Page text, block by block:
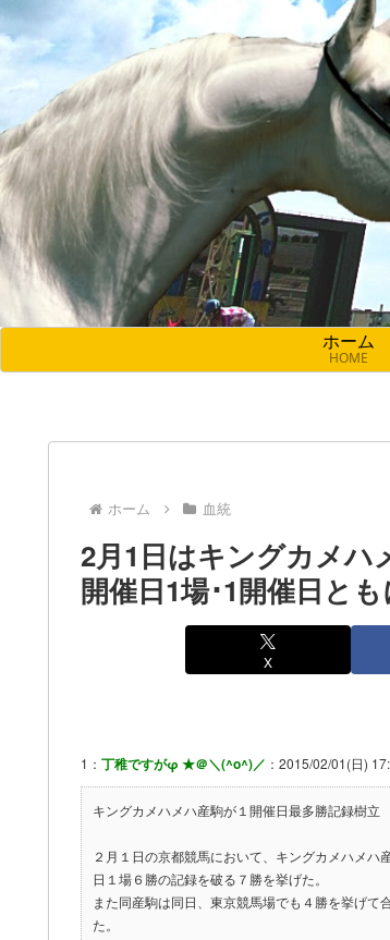
ホーム
HOME
ホーム 血統
2月1日はキングカメハ
開催日1場･1開催日と
X
1： 丁稚ですがφ ★＠＼(^o^)／ ：2015/02/01(日)
キングカメハメハ産駒が１開催日最多勝記録樹立
２月１日の京都競馬において、キングカメハメ
日１場６勝の記録を破る７勝を挙げた。
また同産駒は同日、東京競馬場でも４勝を挙げ
た。